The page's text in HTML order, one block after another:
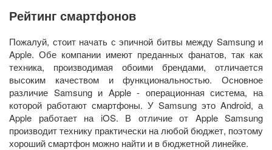
Рейтинг смартфонов
Пожалуй, стоит начать с эпичной битвы между Samsung и
Apple. Обе компании имеют преданных фанатов, так как
техника, производимая обоими брендами, отличается
высоким качеством и функциональностью. Основное
различие Samsung и Apple - операционная система, на
которой работают смартфоны. У Samsung это Android, а
Apple работает на iOS. В отличие от Apple Samsung
производит технику практически на любой бюджет, поэтому
хороший смартфон можно найти и в бюджетной линейке.